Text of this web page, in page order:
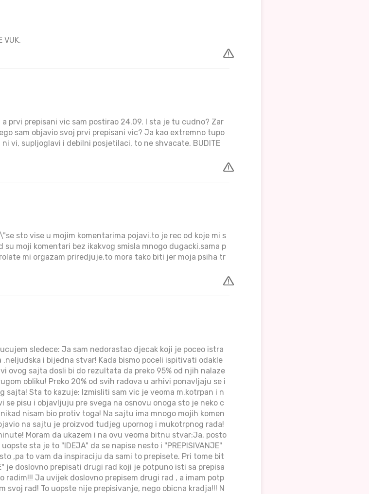
VUK.
prvi prepisani vic sam postirao 24.09. I sta je tu cudno? Zar
sam objavio svoj prvi prepisani vic? Ja kao extremno tupo
vi, supljoglavi i debilni posjetilaci, to ne shvacate. BUDITE
sto vise u mojim komentarima pojavi.to je rec od koje mi s
su moji komentari bez ikakvog smisla mnogo dugacki.sama p
mi orgazam priredjuje.to mora tako biti jer moja psiha tr
sledece: Ja sam nedorastao djecak koji je poceo istra
i bijedna stvar! Kada bismo poceli ispitivati odakle
ovog sajta dosli bi do rezultata da preko 95% od njih nalaze
obliku! Preko 20% od svih radova u arhivi ponavljaju se i
sajta! Sta to kazuje: Izmisliti sam vic je veoma m.kotrpan i n
se pisu i objavljuju pre svega na osnovu onoga sto je neko c
nisam bio protiv toga! Na sajtu ima mnogo mojih komen
na sajtu je proizvod tudjeg upornog i mukotrpnog rada!
Moram da ukazem i na ovu veoma bitnu stvar:Ja, posto
sta je to "IDEJA" da se napise nesto i "PREPISIVANJE"
,pa to vam da inspiraciju da sami to prepisete. Pri tome bit
je doslovno prepisati drugi rad koji je potpuno isti sa prepisa
radim!!! Ja uvijek doslovno prepisem drugi rad , a imam potp
svoj rad! To uopste nije prepisivanje, nego obicna kradja!!! N